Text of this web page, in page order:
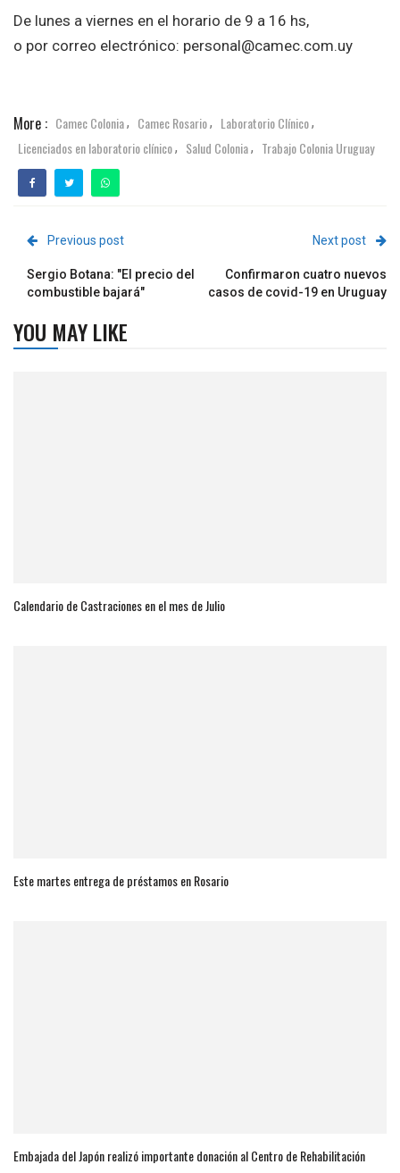
De lunes a viernes en el horario de 9 a 16 hs,
o por correo electrónico: personal@camec.com.uy
More : Camec Colonia, Camec Rosario, Laboratorio Clínico,
Licenciados en laboratorio clínico, Salud Colonia, Trabajo Colonia Uruguay
Previous post
Sergio Botana: "El precio del
combustible bajará"
Next post
Confirmaron cuatro nuevos
casos de covid-19 en Uruguay
YOU MAY LIKE
Calendario de Castraciones en el mes de Julio
Este martes entrega de préstamos en Rosario
Embajada del Japón realizó importante donación al Centro de Rehabilitación